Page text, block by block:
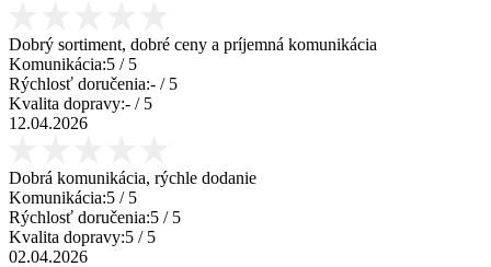
Dobrý sortiment, dobré ceny a príjemná komunikácia
Komunikácia:5 / 5
Rýchlosť doručenia:- / 5
Kvalita dopravy:- / 5
12.04.2026
Dobrá komunikácia, rýchle dodanie
Komunikácia:5 / 5
Rýchlosť doručenia:5 / 5
Kvalita dopravy:5 / 5
02.04.2026